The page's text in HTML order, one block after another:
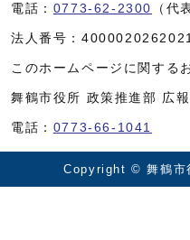
電話： 0773-62-2300 （代
法人番号： 4000020262021
このホームページに関する
舞鶴市役所 政策推進部 広
電話： 0773-66-1041
Copyright © 舞鶴